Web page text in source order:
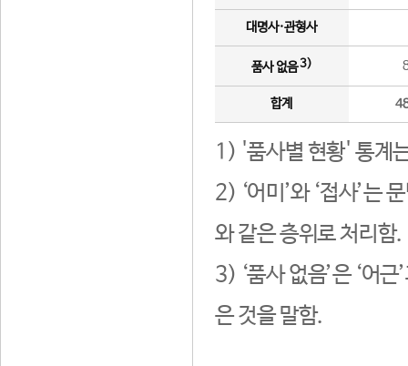
대명사·관형사
품사 없음3)
합계
1) '품사별 현황' 통계
2) ‘어미’와 ‘접사’는
와 같은 층위로 처리함.
3) ‘품사 없음’은 ‘어
은 것을 말함.